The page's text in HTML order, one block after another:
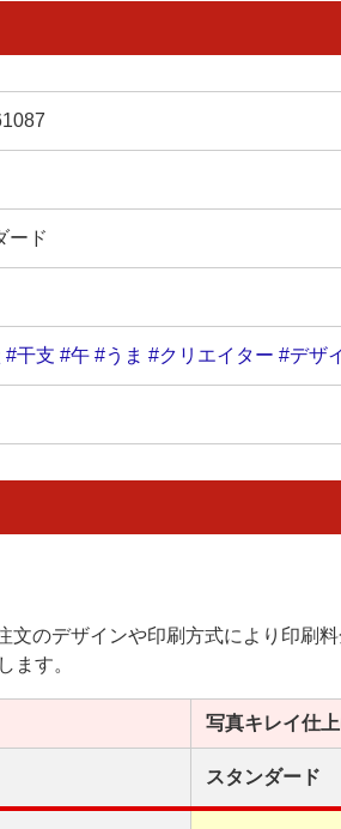
ード
#干支 #午 #うま #クリエイター #デザ
文のデザインや印刷方式により印刷
ます。
写真キレイ仕
スタンダード